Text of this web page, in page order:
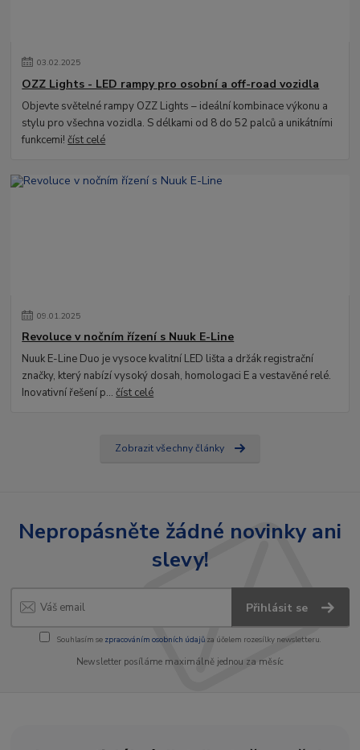
03.02.2025
OZZ Lights - LED rampy pro osobní a off-road vozidla
Objevte světelné rampy OZZ Lights – ideální kombinace výkonu a
stylu pro všechna vozidla. S délkami od 8 do 52 palců a unikátními
funkcemi!číst celé
09.01.2025
Revoluce v nočním řízení s Nuuk E-Line
Nuuk E-Line Duo je vysoce kvalitní LED lišta a držák registrační
značky, který nabízí vysoký dosah, homologaci E a vestavěné relé.
Inovativní řešení p...číst celé
Zobrazit všechny články
Nepropásněte žádné novinky ani
slevy!
Přihlásit se
Souhlasím se zpracováním osobních údajůza účelem rozesílky newsletteru.
Newsletter posíláme maximálně jednou za měsíc